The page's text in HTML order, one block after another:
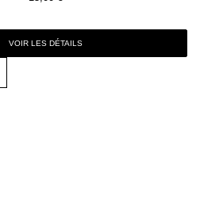
VOIR LES DÉTAILS